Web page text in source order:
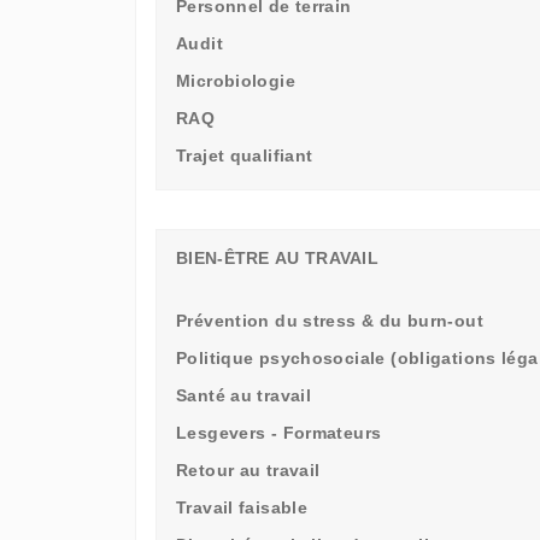
Personnel de terrain
Audit
Microbiologie
RAQ
Trajet qualifiant
BIEN-ÊTRE AU TRAVAIL
Prévention du stress & du burn-out
Politique psychosociale (obligations
Santé au travail
Lesgevers - Formateurs
Retour au travail
Travail faisable